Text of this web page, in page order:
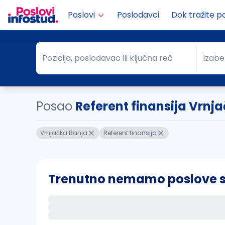
Poslovi Poslodavci Dok tražite
Pozicija, poslodavac ili ključna reč
Pozicija, poslodavac ili ključna reč Grad
Posao Referent finansija
Vrnjačka Banja Referent finansija
Trenutno nemamo poslove